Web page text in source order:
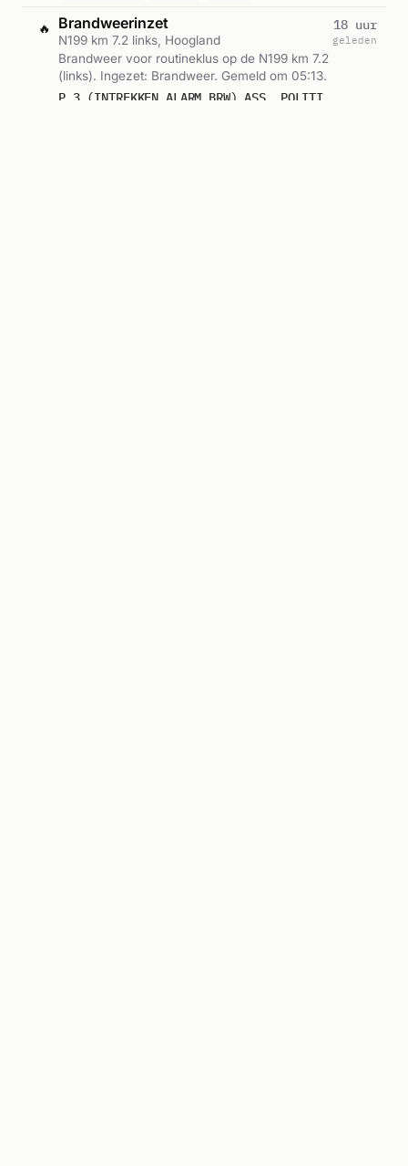
🔥 Brandweerinzet
N199 km 7.2 links, Hoogland
Brandweer voor routineklus op de N199 km 7.2
(links). Ingezet: Brandweer. Gemeld om 05:13.
P 3 (INTREKKEN ALARM BRW) ASS. POLITIE N199 LI - BUNSCHOTERSTRAAT 7,2 HOOGLAND
18 uur
geleden